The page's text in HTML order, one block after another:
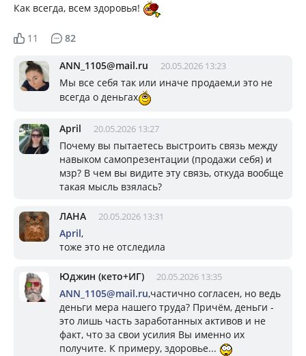
Как всегда, всем здоровья!
11 82
ANN_1105@mail.ru 20.05.2026 13:23
Мы все себя так или иначе продаем,и это не
всегда о деньгах
April 20.05.2026 13:27
Почему вы пытаетесь выстроить связь между
навыком самопрезентации (продажи себя) и
мзр? В чем вы видите эту связь, откуда вообще
такая мысль взялась?
ЛАНА 20.05.2026 13:31
April,
тоже это не отследила
Юджин (кето+ИГ) 20.05.2026 13:35
ANN_1105@mail.ru,частично согласен, но ведь
деньги мера нашего труда? Причём, деньги -
это лишь часть заработанных активов и не
факт, что за свои усилия Вы именно их
получите. К примеру, здоровье...